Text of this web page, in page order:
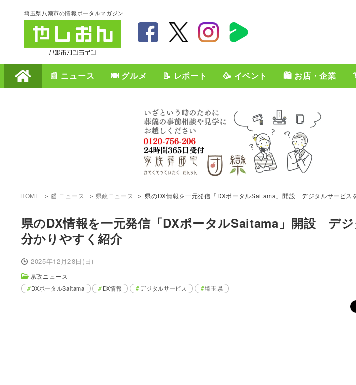
埼玉県八潮市の情報ポータルマガジン
📰 ニュース 🍽️ グルメ 📝 レポート 🥳 イベント 🛍️ お店・企業
HOME 📰 ニュース 県政ニュース 県のDX情報を一元発信「DXポータルSaitama」開設 デジタルサービス
県のDX情報を一元発信「DXポータルSaitama」開設 デ
分かりやすく紹介
2025年12月28日(日)
県政ニュース
DXポータルSaitama DX情報 デジタルサービス 埼玉県